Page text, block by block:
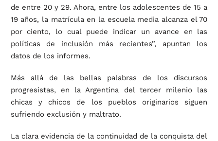
de entre 20 y 29. Ahora, entre los adolescentes de 15 a
19 años, la matrícula en la escuela media alcanza el 70
por ciento, lo cual puede indicar un avance en las
políticas de inclusión más recientes”, apuntan los
datos de los informes.
Más allá de las bellas palabras de los discursos
progresistas, en la Argentina del tercer milenio las
chicas y chicos de los pueblos originarios siguen
sufriendo exclusión y maltrato.
La clara evidencia de la continuidad de la conquista del